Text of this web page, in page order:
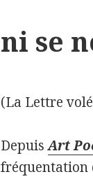
ni se
(La Lettre
DepuisArt
fréquentation